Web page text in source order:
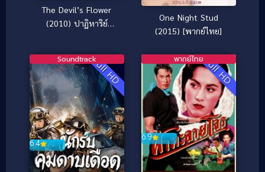
The Devil’s Flower
(2010) ปาฏิหาริย์
One Night Stud
(2015) [พากย์ไทย]
Full HD
6.4
Soundtrack Full HD
6.9
พากย์ไทย